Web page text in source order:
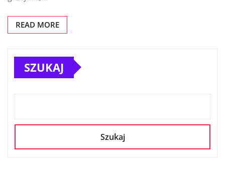
READ MORE
SZUKAJ
Szukaj